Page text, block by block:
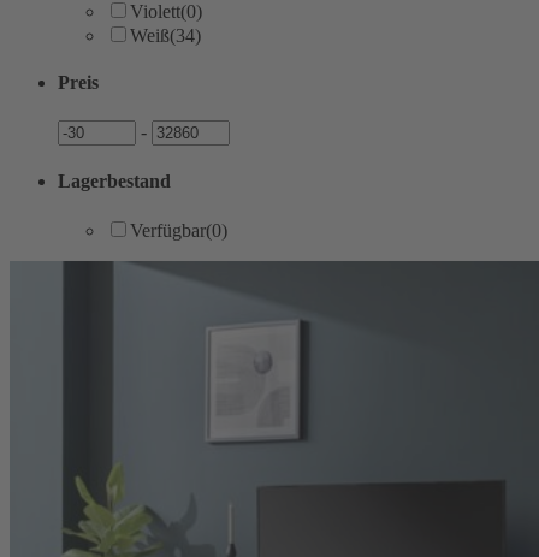
Violett(0)
Weiß(34)
Preis
Preis - Preis
Lagerbestand
Verfügbar(0)